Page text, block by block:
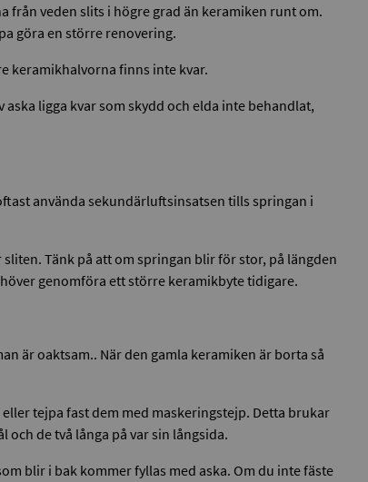
från veden slits i högre grad än keramiken runt om.
göra en större renovering.
keramikhalvorna finns inte kvar.
ligga kvar som skydd och elda inte behandlat,
använda sekundärluftsinsatsen tills springan i
Tänk på att om springan blir för stor, på längden
genomföra ett större keramikbyte tidigare.
är oaktsam.. När den gamla keramiken är borta så
tejpa fast dem med maskeringstejp. Detta brukar
och de två långa på var sin långsida.
blir i bak kommer fyllas med aska. Om du inte fäste